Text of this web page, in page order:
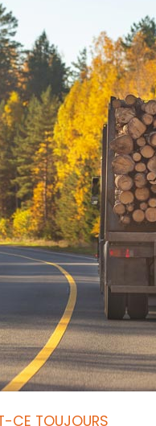
CE TOUJOURS